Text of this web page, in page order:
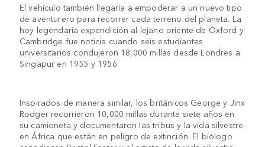
El vehículo también llegaría a empoderar a un nuevo tipo
de aventurero para recorrer cada terreno del planeta. La
hoy legendaria expendición al lejano oriente de Oxford y
Cambridge fue noticia cuando seis estudiantes
universitarios condujeron 18,000 millas desde Londres a
Singapur en 1955 y 1956.
Inspirados de manera similar, los británicos George y Jinx
Rodger recorrieron 10,000 millas durante siete años en
su camioneta y documentaron las tribus y la vida silvestre
en África que están en peligro de extinción. El biólogo